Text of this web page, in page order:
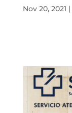
Nov 20, 2021 |